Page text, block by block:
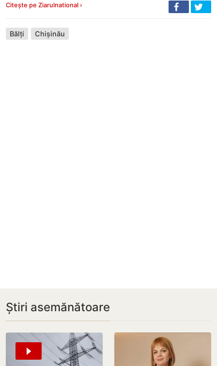
Citește pe Ziarulnational ›
Bălți Chișinău
Știri asemănătoare